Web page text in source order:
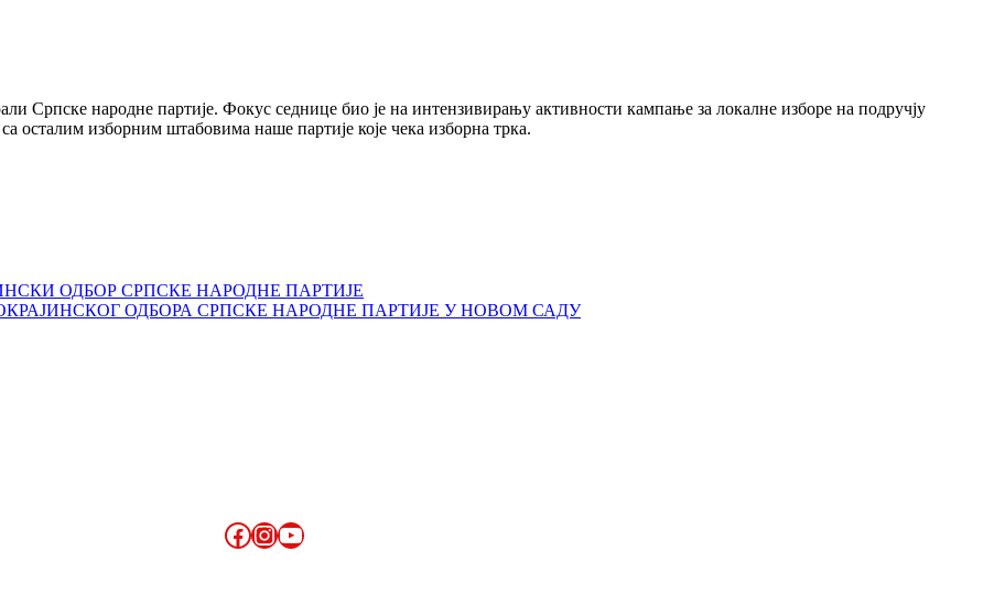
Српске народне партије. Фокус седнице био је на интензивирању активности кампање за локалне изборе на подручју
осталим изборним штабовима наше партије које чека изборна трка.
ОДБОР СРПСКЕ НАРОДНЕ ПАРТИЈЕ
ОДБОРА СРПСКЕ НАРОДНЕ ПАРТИЈЕ У НОВОМ САДУ
Facebook
Instagram
YouTube